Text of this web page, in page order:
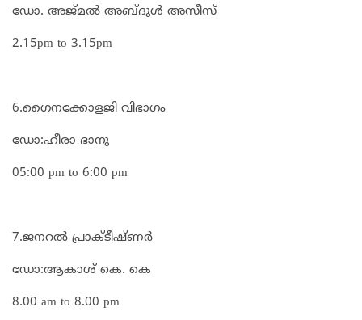
ഡോ. അജ്മൽ അബ്ദുൾ അസീസ്
2.15pm to 3.15pm
6.ഗൈനക്കോളജി വിഭാഗം
ഡോ:ഹീരാ ഭാനു
05:00 pm to 6:00 pm
7.ജനറൽ പ്രാക്ടീഷ്ണർ
ഡോ:ആകാശ് കെ. കെ
8.00 am to 8.00 pm